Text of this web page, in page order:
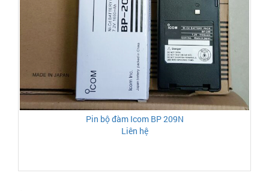
Pin bộ đàm Icom BP 209N
Liên hệ